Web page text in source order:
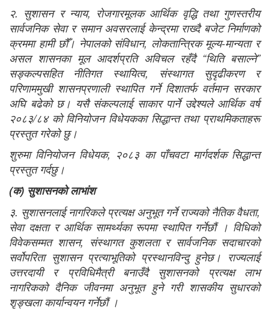
२. सुशासन र न्याय, रोजगारमूलक आर्थिक वृद्धि तथा गुणस्तरीय
सार्वजनिक सेवा र समान अवसरलाई केन्द्रमा राख्दै बजेट निर्माणको
क्रममा हामी छौँ। नेपालको संविधान, लोकतान्त्रिक मूल्य-मान्यता र
असल शासनका मूल आदर्शप्रति अविचल रहँदै “थिति बसाल्ने”
सङ्‍कल्पसहित नीतिगत स्थायित्व, संस्थागत सुदृढीकरण र
परिणाममुखी शासनप्रणाली स्थापित गर्ने दिशातर्फ वर्तमान सरकार
अघि बढेको छ। यसै संकल्पलाई साकार पार्ने उद्देश्यले आर्थिक वर्ष
२०८३/८४ को विनियोजन विधेयकका सिद्धान्त तथा प्राथमिकताहरू
प्रस्तुत गरेको छु।
शुरुमा विनियोजन विधेयक, २०८३ का पाँचवटा मार्गदर्शक सिद्धान्‍त
प्रस्तुत गर्दछु।
(क) सुशासनको लाभांश
३. सुशासनलाई नागरिकले प्रत्यक्ष अनुभूत गर्ने राज्यको नैतिक वैधता,
सेवा दक्षता र आर्थिक सामर्थ्यका रूपमा स्थापित गर्नेछौं । विधिको
विवेकसम्मत शासन, संस्थागत कुशलता र सार्वजनिक सदाचारको
सर्वोपरिता सुशासन प्रत्याभूतिको प्रस्थानविन्दु हुनेछ। राज्यलाई
उत्तरदायी र प्रविधिमैत्री बनाउँदै सुशासनको प्रत्यक्ष लाभ
नागरिकको दैनिक जीवनमा अनुभूत हुने गरी शासकीय सुधारको
शृङ्खला कार्यान्वयन गर्नेछौं ।